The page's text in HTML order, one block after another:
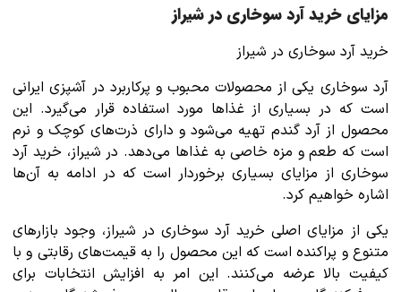
مزایای خرید آرد سوخاری در شیراز
خرید آرد سوخاری در شیراز
آرد سوخاری یکی از محصولات محبوب و پرکاربرد در آشپزی ایرانی
است که در بسیاری از غذاها مورد استفاده قرار می‌گیرد. این
محصول از آرد گندم تهیه می‌شود و دارای ذرت‌های کوچک و نرم
است که طعم و مزه خاصی به غذاها می‌دهد. در شیراز، خرید آرد
سوخاری از مزایای بسیاری برخوردار است که در ادامه به آن‌ها
اشاره خواهیم کرد.
یکی از مزایای اصلی خرید آرد سوخاری در شیراز، وجود بازارهای
متنوع و پراکنده است که این محصول را به قیمت‌های رقابتی و با
کیفیت بالا عرضه می‌کنند. این امر به افزایش انتخابات برای